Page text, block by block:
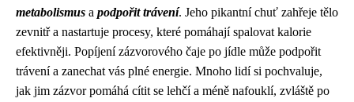
metabolismus a podpořit trávení. Jeho pikantní chuť zahřeje tělo
zevnitř a nastartuje procesy, které pomáhají spalovat kalorie
efektivněji. Popíjení zázvorového čaje po jídle může podpořit
trávení a zanechat vás plné energie. Mnoho lidí si pochvaluje,
jak jim zázvor pomáhá cítit se lehčí a méně nafouklí, zvláště po